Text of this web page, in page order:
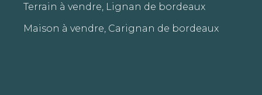
Terrain à vendre, Lignan de bordeaux
Maison à vendre, Carignan de bordeaux